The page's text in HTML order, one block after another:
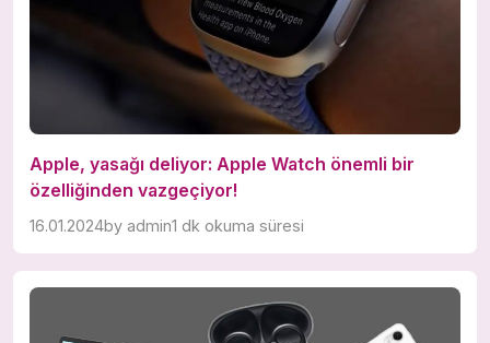
Apple, yasağı deliyor: Apple Watch önemli bir
özelliğinden vazgeçiyor!
16.01.2024by admin1 dk okuma süresi